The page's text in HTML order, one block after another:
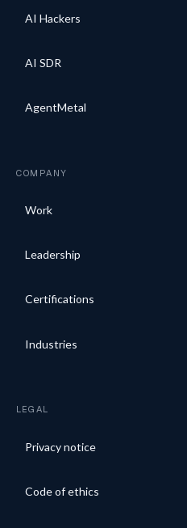
AI Hackers
AI SDR
AgentMetal
COMPANY
Work
Leadership
Certifications
Industries
LEGAL
Privacy notice
Code of ethics